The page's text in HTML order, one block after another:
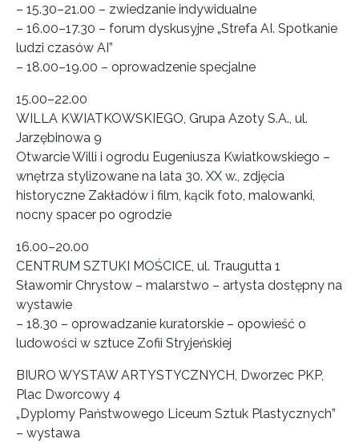
– 15.30–21.00 – zwiedzanie indywidualne
– 16.00–17.30 – forum dyskusyjne „Strefa AI. Spotkanie
ludzi czasów AI”
– 18.00–19.00 – oprowadzenie specjalne
15.00–22.00
WILLA KWIATKOWSKIEGO, Grupa Azoty S.A., ul.
Jarzębinowa 9
Otwarcie Willi i ogrodu Eugeniusza Kwiatkowskiego –
wnętrza stylizowane na lata 30. XX w., zdjęcia
historyczne Zakładów i film, kącik foto, malowanki,
nocny spacer po ogrodzie
16.00–20.00
CENTRUM SZTUKI MOŚCICE, ul. Traugutta 1
Sławomir Chrystow – malarstwo – artysta dostępny na
wystawie
– 18.30 – oprowadzanie kuratorskie – opowieść o
ludowości w sztuce Zofii Stryjeńskiej
BIURO WYSTAW ARTYSTYCZNYCH, Dworzec PKP,
Plac Dworcowy 4
„Dyplomy Państwowego Liceum Sztuk Plastycznych”
– wystawa